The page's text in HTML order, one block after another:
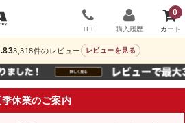
0
TEL 購入履歴
3,318件のレビュー レビューを見る
休業のご案内